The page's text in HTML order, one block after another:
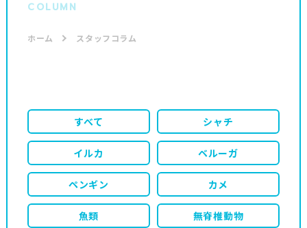
COLUMN
ホーム スタッフコラム
すべて シャチ
イルカ ベルーガ
ペンギン カメ
魚類 無脊椎動物